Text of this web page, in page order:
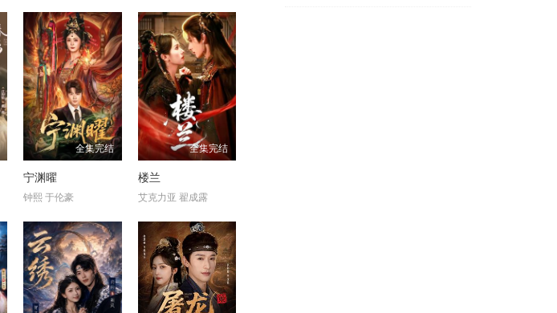
全集完结
宁渊曜
钟熙 于伦豪
全集完结
楼兰
艾克力亚 翟成露